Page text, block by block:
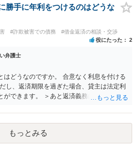
勝手に年利をつけるのはどうな
#詐欺被害での債務 #借金返済の相談・交渉
役にたった 2
弁護士
はどうなのですか。 合意なく利息を付ける
し、返済期限を過ぎた場合、貸主は法定利
ができます。 ＞あと返済義務はありますか
けませんし、勝手につけた利息は返済不要
もっとみる